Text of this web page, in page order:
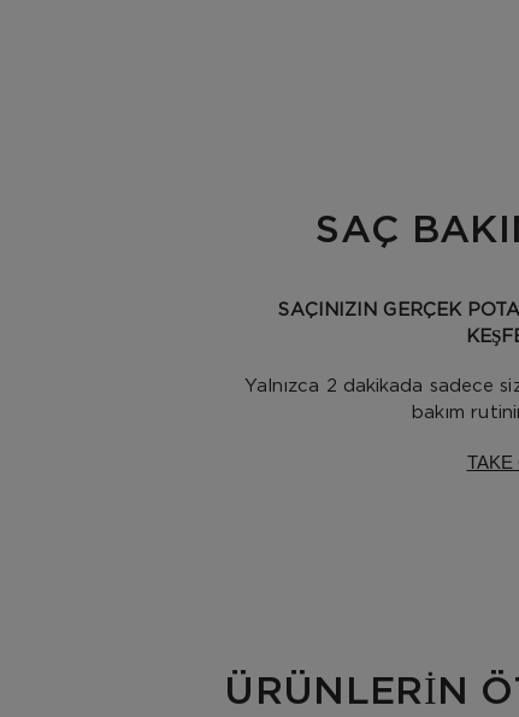
SAÇ
SAÇINIZIN GERÇEK
Yalnızca 2 dakikada sadece
bakım
TAKE
ÜRÜNLERİN